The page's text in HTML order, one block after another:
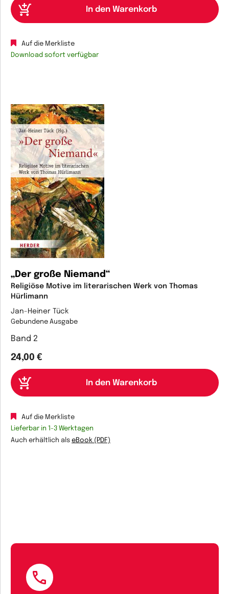
Auf die Merkliste
Download sofort verfügbar
„Der große Niemand“
Religiöse Motive im literarischen Werk von Thomas
Hürlimann
Jan-Heiner Tück
Gebundene Ausgabe
Band 2
24,00 €
Auf die Merkliste
Lieferbar in 1-3 Werktagen
Auch erhältlich als eBook (PDF)